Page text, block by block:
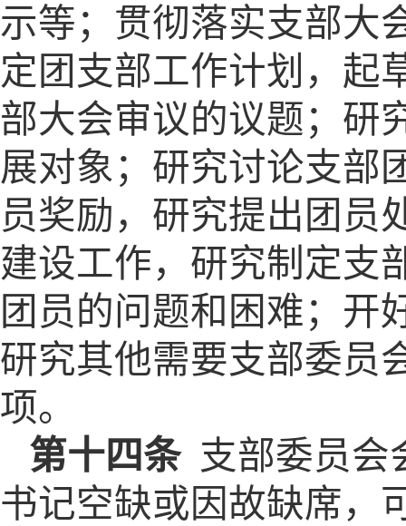
示等；贯彻落实支部大
定团支部工作计划，起
部大会审议的议题；研
展对象；研究讨论支部
员奖励，研究提出团员
建设工作，研究制定支
团员的问题和困难；开
研究其他需要支部委员
项。
第十四条 支部委员会
书记空缺或因故缺席，